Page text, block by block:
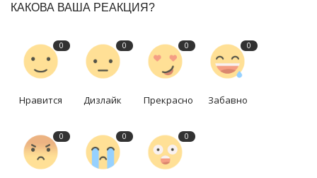
КАКОВА ВАША РЕАКЦИЯ?
0
Нравится
0
Дизлайк
0
Прекрасно
0
Забавно
0 0 0